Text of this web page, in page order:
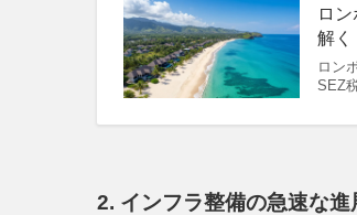
ロ
解
ロン
SEZ
2. インフラ整備の急速な進